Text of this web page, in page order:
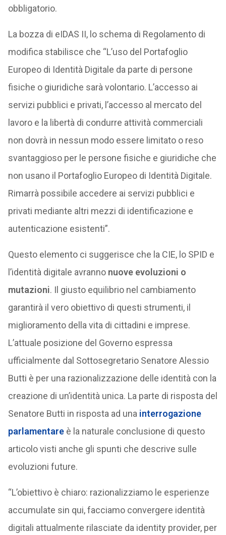
obbligatorio.
La bozza di eIDAS II, lo schema di Regolamento di
modifica stabilisce che “L’uso del Portafoglio
Europeo di Identità Digitale da parte di persone
fisiche o giuridiche sarà volontario. L’accesso ai
servizi pubblici e privati, l’accesso al mercato del
lavoro e la libertà di condurre attività commerciali
non dovrà in nessun modo essere limitato o reso
svantaggioso per le persone fisiche e giuridiche che
non usano il Portafoglio Europeo di Identità Digitale.
Rimarrà possibile accedere ai servizi pubblici e
privati mediante altri mezzi di identificazione e
autenticazione esistenti”.
Questo elemento ci suggerisce che la CIE, lo SPID e
l’identità digitale avrannonuove evoluzioni o
mutazioni. Il giusto equilibrio nel cambiamento
garantirà il vero obiettivo di questi strumenti, il
miglioramento della vita di cittadini e imprese.
L’attuale posizione del Governo espressa
ufficialmente dal Sottosegretario Senatore Alessio
Butti è per una razionalizzazione delle identità con la
creazione di un’identità unica. La parte di risposta del
Senatore Butti in risposta ad una interrogazione
parlamentare è la naturale conclusione di questo
articolo visti anche gli spunti che descrive sulle
evoluzioni future.
“L’obiettivo è chiaro: razionalizziamo le esperienze
accumulate sin qui, facciamo convergere identità
digitali attualmente rilasciate da identity provider, per